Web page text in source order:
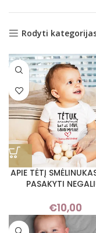
Rodyti
APIE TĖTĮ
PASAKYTI
€10,00